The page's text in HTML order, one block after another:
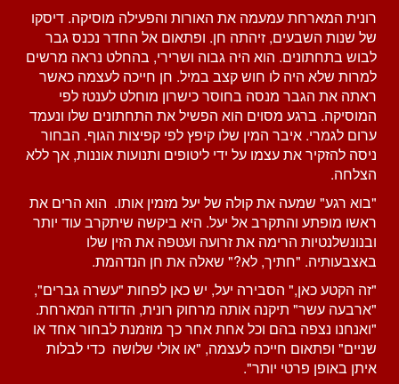
רונית המארחת עמעמה את האורות והפעילה מוסיקה. דיסקו
של שנות השבעים, זיהתה חן. ופתאום אל החדר נכנס גבר
לבוש בתחתונים. הוא היה גבוה ושרירי, בהחלט נראה מרשים
למרות שלא היה לו חוש קצב במיל. חן חייכה לעצמה כאשר
ראתה את הגבר מנסה בחוסר כישרון מוחלט לענטז לפי
המוסיקה. ברגע מסוים הוא הפשיל את התחתונים שלו ונעמד
ערום לגמרי. איבר המין שלו קיפץ לפי קפיצות הגוף. הבחור
ניסה להזקיר את עצמו על ידי ליטופים ותנועות אוננות, אך ללא
הצלחה.
"בוא רגע" שמעה את קולה של יעל מזמין אותו. הוא הרים את
ראשו מופתע והתקרב אל יעל. היא ביקשה שיתקרב עוד יותר
ובנונשלנטיות הרימה את זרועה ועטפה את הזין שלו
באצבעותיה. "חתיך, לא?" שאלה את חן הנדהמת.
"זה הקטע כאן," הסבירה יעל, יש כאן לפחות "עשרה גברים",
"ארבעה עשר" תיקנה אותה מרחוק רונית, הדודה המארחת.
"ואנחנו נצפה בהם וכל אחת אחר כך מוזמנת לבחור אחד או
שניים" ופתאום חייכה לעצמה, "או אולי שלושה כדי לבלות
איתן באופן פרטי יותר".